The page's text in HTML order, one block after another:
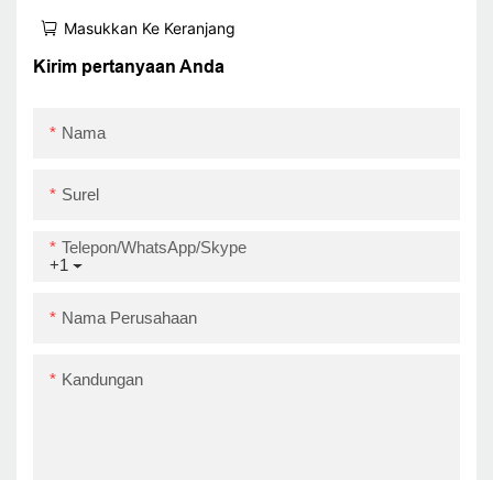
Windows, iOS, Android,
USB+WIFI
Masukkan Ke Keranjang
Kirim pertanyaan Anda
Nama
Surel
+1
Telepon/WhatsApp/Skype
Nama Perusahaan
Kandungan